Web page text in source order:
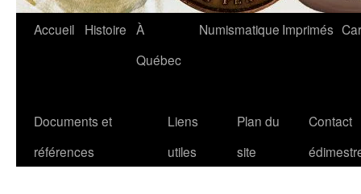
Accueil Histoire À
Québec
Numismatique Imprimés
Documents et
références
Liens
utiles
Plan du
site
Contact